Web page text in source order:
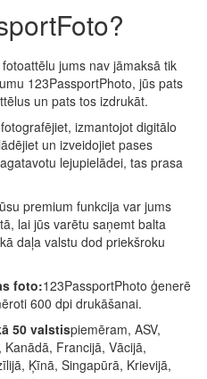
jums nav jāmaksā tik
123PassportPhoto, jūs pats
un pats tos izdrukāt.
izmantojot digitālo
un izveidojiet pases
lejupielādei, tas prasa
premium funkcija var jums
lai jūs varētu saņemt balta
daļa valstu dod priekšroku
foto:123PassportPhoto ģenerē
600 dpi drukāšanai.
50 valstispiemēram, ASV,
Francijā, Vācijā,
Ķīnā, Singapūrā, Krievijā,